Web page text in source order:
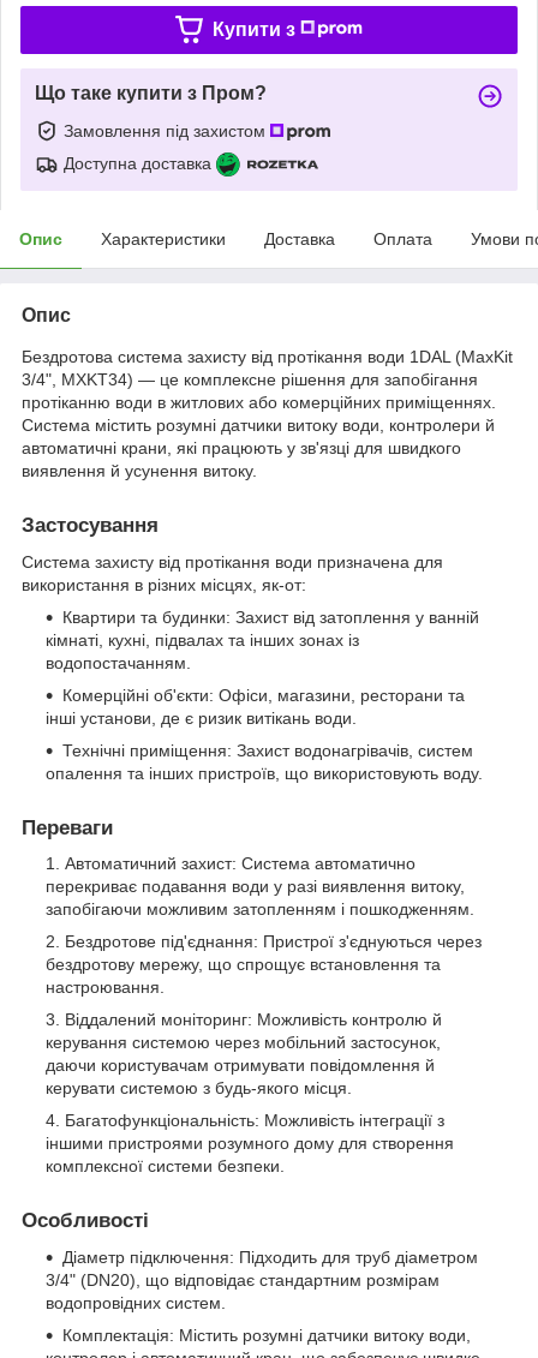
Купити з
Що таке купити з Пром?
Замовлення під захистом
Доступна доставка
Опис Характеристики Доставка Оплата Умови
Опис
Бездротова система захисту від протікання води 1DAL (MaxKit
3/4", MXKT34) — це комплексне рішення для запобігання
протіканню води в житлових або комерційних приміщеннях.
Система містить розумні датчики витоку води, контролери й
автоматичні крани, які працюють у зв'язці для швидкого
виявлення й усунення витоку.
Застосування
Система захисту від протікання води призначена для
використання в різних місцях, як-от:
Квартири та будинки: Захист від затоплення у ванній
кімнаті, кухні, підвалах та інших зонах із
водопостачанням.
Комерційні об'єкти: Офіси, магазини, ресторани та
інші установи, де є ризик витікань води.
Технічні приміщення: Захист водонагрівачів, систем
опалення та інших пристроїв, що використовують воду.
Переваги
Автоматичний захист: Система автоматично
перекриває подавання води у разі виявлення витоку,
запобігаючи можливим затопленням і пошкодженням.
Бездротове під'єднання: Пристрої з'єднуються через
бездротову мережу, що спрощує встановлення та
настроювання.
Віддалений моніторинг: Можливість контролю й
керування системою через мобільний застосунок,
даючи користувачам отримувати повідомлення й
керувати системою з будь-якого місця.
Багатофункціональність: Можливість інтеграції з
іншими пристроями розумного дому для створення
комплексної системи безпеки.
Особливості
Діаметр підключення: Підходить для труб діаметром
3/4" (DN20), що відповідає стандартним розмірам
водопровідних систем.
Комплектація: Містить розумні датчики витоку води,